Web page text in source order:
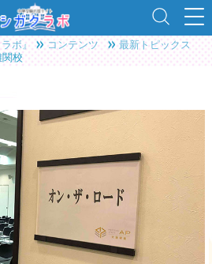
ボ』 コンテンツ
最新トピックス
関校